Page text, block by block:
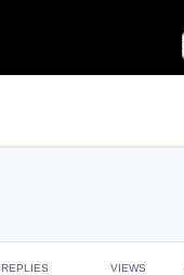
REPLIES VIEWS